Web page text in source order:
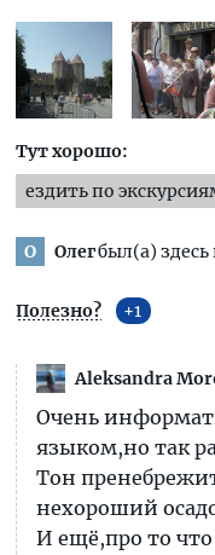
Тут хорошо:
ездить по
О Олегбыл(а) здесь
Полезно? 1
Aleksandra
Очень
языком,но так
Тон
нехороший
И ещё,про то что